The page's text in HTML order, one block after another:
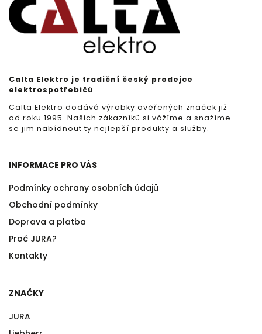
Calta Elektro je tradiční český prodejce
elektrospotřebičů
Calta Elektro dodává výrobky ověřených značek již
od roku 1995. Našich zákazníků si vážíme a snažíme
se jim nabídnout ty nejlepší produkty a služby.
INFORMACE PRO VÁS
Podmínky ochrany osobních údajů
Obchodní podmínky
Doprava a platba
Proč JURA?
Kontakty
ZNAČKY
JURA